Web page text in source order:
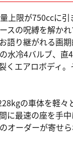
上限が750ccに引
スの呪縛を解か
語り継がれる画
冷4バルブ、直
くエアロボディ
の車体を軽
に最速の座を手
オーダーが寄せ